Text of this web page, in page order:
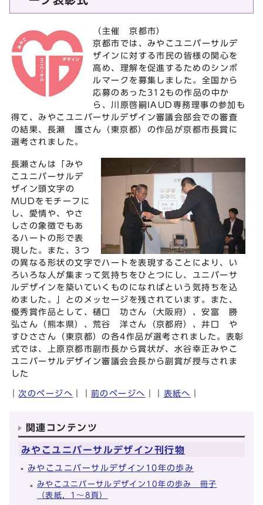
（主催 京都市）
京都市では、みやこユニバーサルデ
ザインに対する市民の皆様の関心を
高め、理解を促進するためのシンボ
ルマークを募集しました。全国から
応募のあった312もの作品の中か
ら、川原啓嗣IAUD専務理事の参加も
得て、みやこユニバーサルデザイン審議会部会での審査
の結果、長瀬 護さん（東京都）の作品が京都市長賞に
選考されました。
長瀬さんは「みや
こユニバーサルデ
ザイン頭文字の
MUDをモチーフに
し、愛情や、やさ
しさの象徴でもあ
るハートの形で表
現した。また、3つ
の異なる形状の文字でハートを表現することにより、い
ろいろな人が集まって気持ちをひとつにし、ユニバーサ
ルデザインを築いていくものになればという気持ちを込
めました。」とのメッセージを残されています。また、
優秀賞作品として、樋口 功さん（大阪府）、安富 勝
弘さん（熊本県）、荒谷 洋さん（京都府）、井口 や
すひささん（東京都）の各4作品が選考されました。表彰
式では、上原京都市副市長から賞状が、水谷幸正みやこ
ユニバーサルデザイン審議会会長から副賞が授与されま
した
｜次のページへ 前のページへ 表紙へ
関連コンテンツ
みやこユニバーサルデザイン刊行物
みやこユニバーサルデザイン10年の歩み
みやこユニバーサルデザイン10年の歩み 冊子
（表紙，1～8頁）